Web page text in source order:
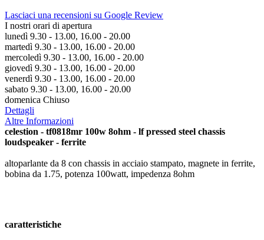
Lasciaci una recensioni su Google Review
I nostri orari di apertura
lunedì 9.30 - 13.00, 16.00 - 20.00
martedì 9.30 - 13.00, 16.00 - 20.00
mercoledì 9.30 - 13.00, 16.00 - 20.00
giovedì 9.30 - 13.00, 16.00 - 20.00
venerdì 9.30 - 13.00, 16.00 - 20.00
sabato 9.30 - 13.00, 16.00 - 20.00
domenica Chiuso
Dettagli
Altre Informazioni
celestion - tf0818mr 100w 8ohm - lf pressed steel chassis
loudspeaker - ferrite
altoparlante da 8 con chassis in acciaio stampato, magnete in ferrite,
bobina da 1.75, potenza 100watt, impedenza 8ohm
caratteristiche